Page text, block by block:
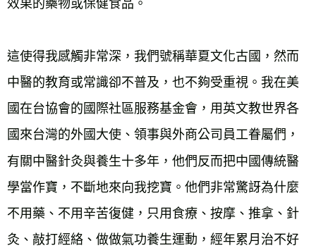
效果的藥物或保健食品。
這使得我感觸非常深，我們號稱華夏文化古國，然而
中醫的教育或常識卻不普及，也不夠受重視。我在美
國在台協會的國際社區服務基金會，用英文教世界各
國來台灣的外國大使、領事與外商公司員工眷屬們，
有關中醫針灸與養生十多年，他們反而把中國傳統醫
學當作寶，不斷地來向我挖寶。他們非常驚訝為什麼
不用藥、不用辛苦復健，只用食療、按摩、推拿、針
灸、敲打經絡、做做氣功養生運動，經年累月治不好